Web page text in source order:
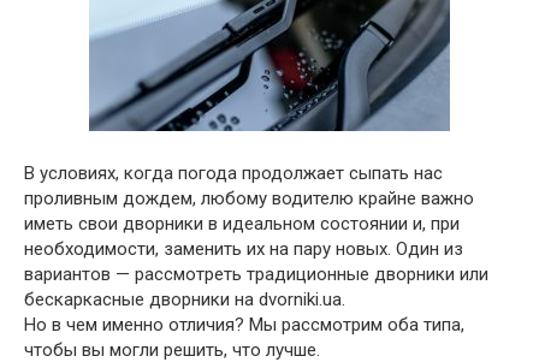
В условиях, когда погода продолжает сыпать нас
проливным дождем, любому водителю крайне важно
иметь свои дворники в идеальном состоянии и, при
необходимости, заменить их на пару новых. Один из
вариантов — рассмотреть традиционные дворники или
бескаркасные дворники на dvorniki.ua.
Но в чем именно отличия? Мы рассмотрим оба типа,
чтобы вы могли решить, что лучше.